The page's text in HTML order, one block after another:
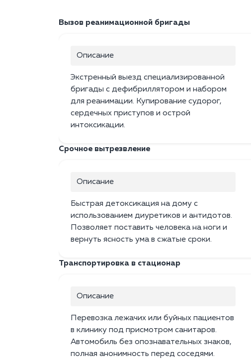
Вызов реанимационной бригады
Описание
Экстренный выезд специализированной
бригады с дефибриллятором и набором
для реанимации. Купирование судорог,
сердечных приступов и острой
интоксикации.
Срочное вытрезвление
Описание
Быстрая детоксикация на дому с
использованием диуретиков и антидотов.
Позволяет поставить человека на ноги и
вернуть ясность ума в сжатые сроки.
Транспортировка в стационар
Описание
Перевозка лежачих или буйных пациентов
в клинику под присмотром санитаров.
Автомобиль без опознавательных знаков,
полная анонимность перед соседями.